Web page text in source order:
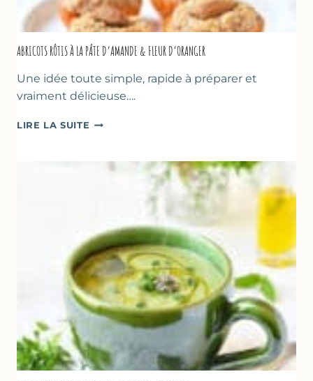
ABRICOTS RÔTIS À LA PÂTE D’AMANDE & FLEUR D’ORANGER
Une idée toute simple, rapide à préparer et
vraiment délicieuse….
LIRE LA SUITE ABRICOTS
D’ORANGER